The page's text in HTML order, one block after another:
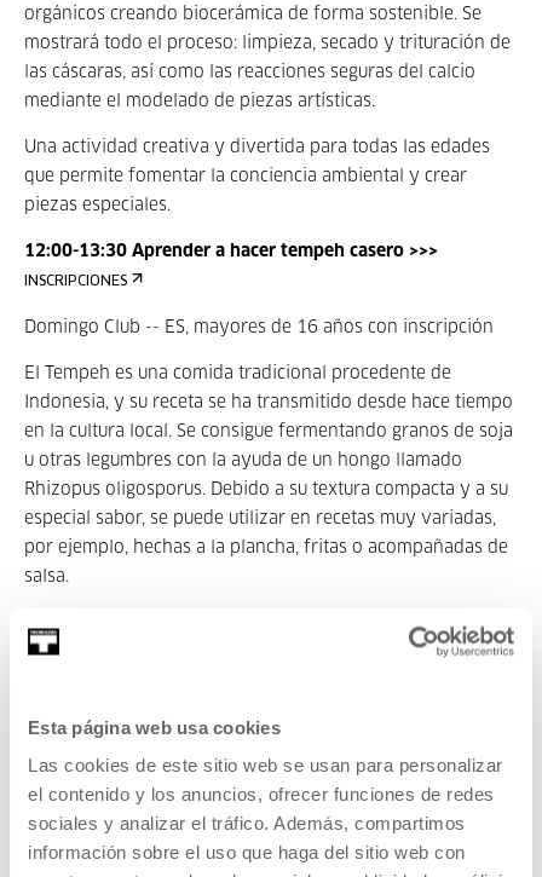
Esta página web usa cookies
Las cookies de este sitio web se usan para personalizar
el contenido y los anuncios, ofrecer funciones de redes
sociales y analizar el tráfico. Además, compartimos
información sobre el uso que haga del sitio web con
orgánicos creando biocerámica de forma sostenible. Se
mostrará todo el proceso: limpieza, secado y trituración de
las cáscaras, así como las reacciones seguras del calcio
mediante el modelado de piezas artísticas.
Una actividad creativa y divertida para todas las edades
que permite fomentar la conciencia ambiental y crear
piezas especiales.
12:00-13:30 Aprender a hacer tempeh casero >>>
INSCRIPCIONES
Domingo Club -- ES, mayores de 16 años con inscripción
El Tempeh es una comida tradicional procedente de
Indonesia, y su receta se ha transmitido desde hace tiempo
en la cultura local. Se consigue fermentando granos de soja
u otras legumbres con la ayuda de un hongo llamado
Rhizopus oligosporus. Debido a su textura compacta y a su
especial sabor, se puede utilizar en recetas muy variadas,
por ejemplo, hechas a la plancha, fritas o acompañadas de
salsa.
En este taller los expertos del Domingo Club explicarán
todo el proceso de preparación del tempeh, y cada
en el taller y se dejará el tempeh fermentando en una placa
Petri para, después de unos días, poder pasar a recogerlo.
18:30-19:30 The Maker’s Table: Alimentación,
sostenibilidad y colaboración